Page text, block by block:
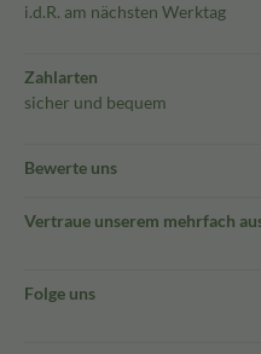
i.d.R. am nächsten Werktag
Zahlarten
sicher und bequem
Bewerte uns
Vertraue unserem mehrfach
Folge uns